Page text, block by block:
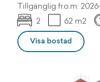
Tillgänglig fr.o.m:
2
62 m2
Visa bostad